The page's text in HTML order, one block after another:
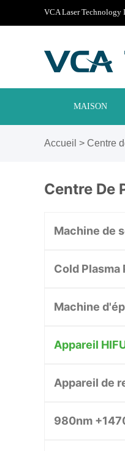
VCA Laser Technology
MAISON
Accueil > Centre
Centre De
Cold Plasma
Appareil